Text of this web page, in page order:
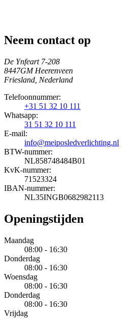
Neem contact op
De Ynfeart 7-208
8447GM Heerenveen
Friesland, Nederland
Telefoonnummer:
+31 51 32 10 111
Whatsapp:
31 51 32 10 111
E-mail:
info@meiposledverlichting.nl
BTW-nummer:
NL858748484B01
KvK-nummer:
71523324
IBAN-nummer:
NL35INGB0682982113
Openingstijden
Maandag
08:00 - 16:30
Donderdag
08:00 - 16:30
Woensdag
08:00 - 16:30
Donderdag
08:00 - 16:30
Vrijdag